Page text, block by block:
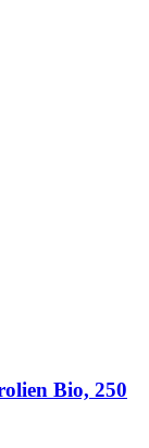
Bio, 250